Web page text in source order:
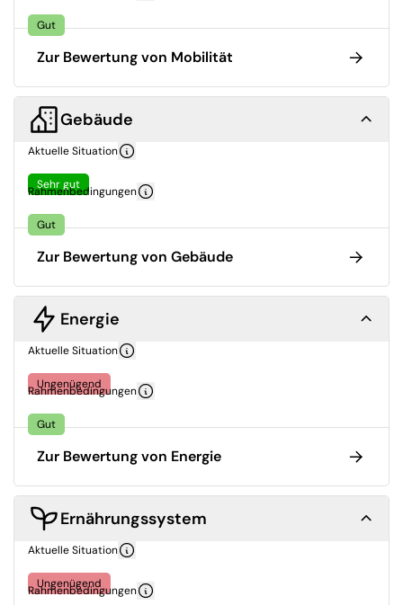
Gut
Zur Bewertung von Mobilität
Gebäude
Aktuelle Situation
Sehr gut
Rahmenbedingungen
Gut
Zur Bewertung von Gebäude
Energie
Aktuelle Situation
Ungenügend
Rahmenbedingungen
Gut
Zur Bewertung von Energie
Ernährungssystem
Aktuelle Situation
Ungenügend
Rahmenbedingungen